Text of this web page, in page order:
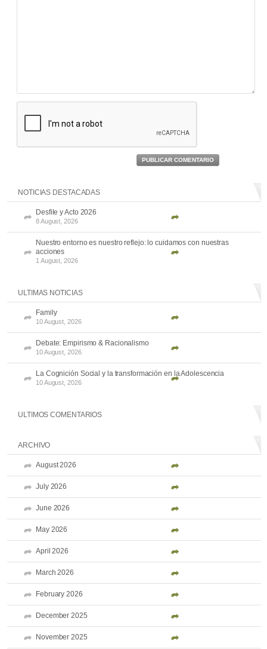
PUBLICAR COMENTARIO
NOTICIAS DESTACADAS
Desfile y Acto 2026
8 August, 2026
Nuestro entorno es nuestro reflejo: lo cuidamos con nuestras
acciones
1 August, 2026
ULTIMAS NOTICIAS
Family
10 August, 2026
Debate: Empirismo & Racionalismo
10 August, 2026
La Cognición Social y la transformación en la Adolescencia
10 August, 2026
ULTIMOS COMENTARIOS
ARCHIVO
August 2026
July 2026
June 2026
May 2026
April 2026
March 2026
February 2026
December 2025
November 2025